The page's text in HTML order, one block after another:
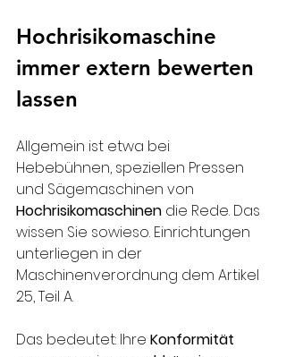
Hochrisikomaschine
immer extern bewerten
lassen
Allgemein ist etwa bei
Hebebühnen, speziellen Pressen
und Sägemaschinen von
Hochrisikomaschinen die Rede. Das
wissen Sie sowieso. Einrichtungen
unterliegen in der
Maschinenverordnung dem Artikel
25, Teil A.
Das bedeutet: Ihre Konformität